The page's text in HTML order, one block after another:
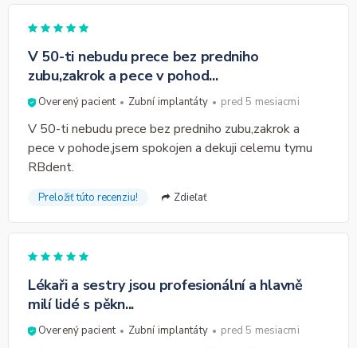
V 50-ti nebudu prece bez predniho
zubu,zakrok a pece v pohod...
Overený pacient Zubní implantáty pred 5 mesiacmi
V 50-ti nebudu prece bez predniho zubu,zakrok a
pece v pohode,jsem spokojen a dekuji celemu tymu
RBdent.
Preložiť túto recenziu! Zdieľať
Lékaři a sestry jsou profesionální a hlavně
milí lidé s pěkn...
Overený pacient Zubní implantáty pred 5 mesiacmi